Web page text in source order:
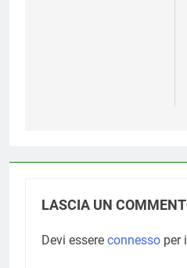
LASCIA UN
Devi essere connesso per